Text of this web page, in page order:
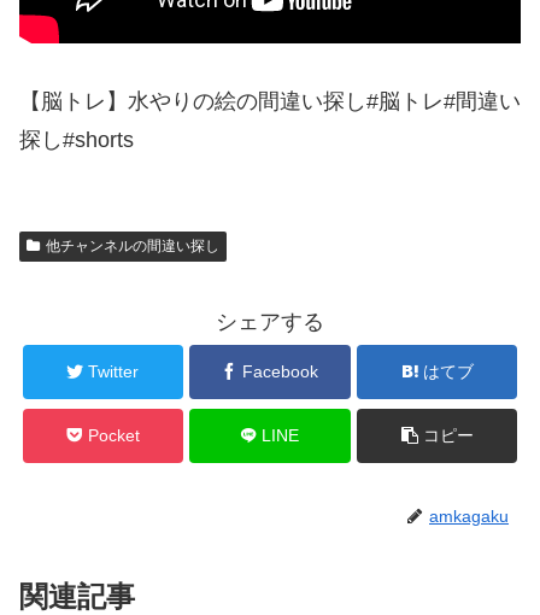
【脳トレ】水やりの絵の間違い探し#脳トレ#間違い
探し#shorts
他チャンネルの間違い探し
シェアする
Twitter Facebook はてブ
Pocket LINE コピー
amkagaku
関連記事